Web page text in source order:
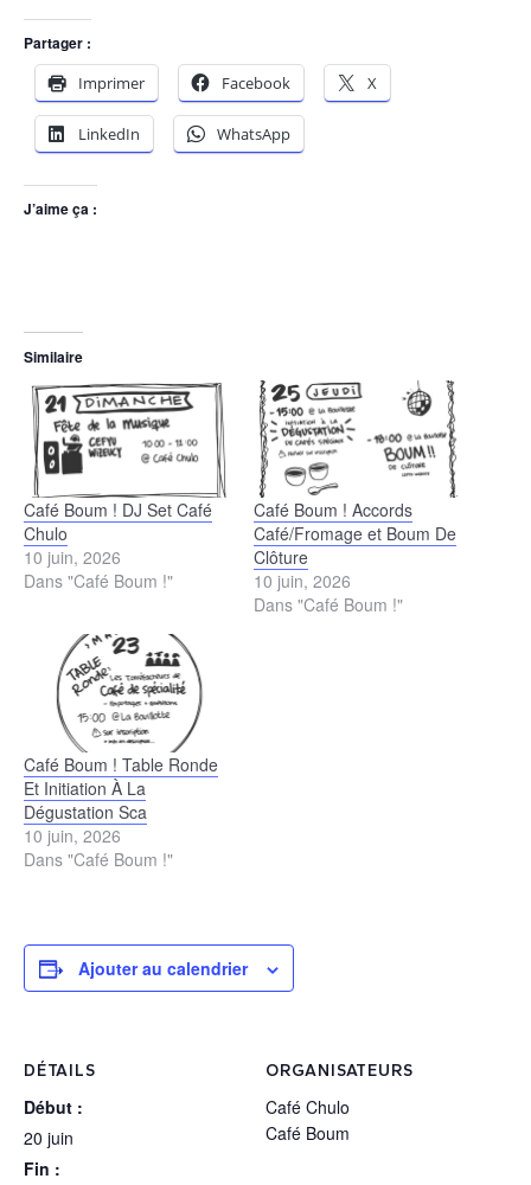
Partager :
Imprimer
Facebook X
LinkedIn WhatsApp
J’aime ça :
Similaire
Café Boum ! DJ Set Café
Chulo
10 juin, 2026
Dans "Café Boum !"
Café Boum ! Accords
Café/Fromage et Boum De
Clôture
10 juin, 2026
Dans "Café Boum !"
Café Boum ! Table Ronde
Et Initiation À La
Dégustation Sca
10 juin, 2026
Dans "Café Boum !"
Ajouter au calendrier
DÉTAILS
Début :
20 juin
Fin :
ORGANISATEURS
Café Chulo
Café Boum